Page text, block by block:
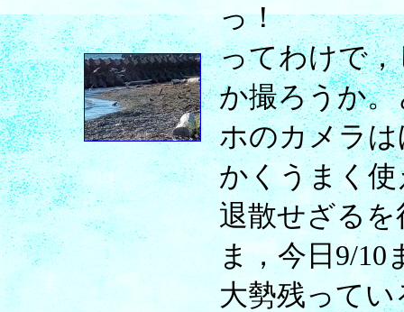
っ！
ってわけで
か撮ろうか
ホのカメラ
かくうまく
退散せざる
ま，今日9/
大勢残って